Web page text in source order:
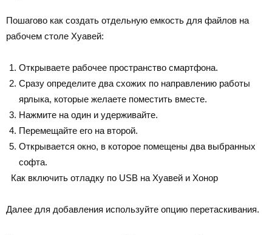
Пошагово как создать отдельную емкость для файлов на
рабочем столе Хуавей:
Открываете рабочее пространство смартфона.
Сразу определите два схожих по направлению работы
ярлыка, которые желаете поместить вместе.
Нажмите на один и удерживайте.
Перемещайте его на второй.
Открывается окно, в которое помещены два выбранных
софта.
Как включить отладку по USB на Хуавей и Хонор
Далее для добавления используйте опцию перетаскивания.